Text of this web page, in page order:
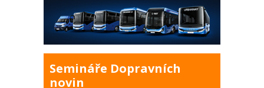
Semináře Dopravních
novin